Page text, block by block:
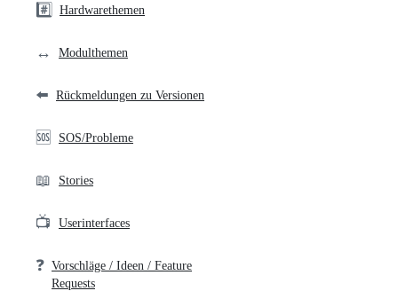
#️⃣ Hardwarethemen
↔️ Modulthemen
⬅️ Rückmeldungen zu Versionen
🆘 SOS/Probleme
📖 Stories
📺 Userinterfaces
❓ Vorschläge / Ideen / Feature
Requests